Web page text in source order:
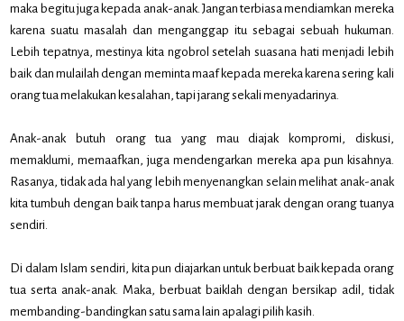
maka begitu juga kepada anak-anak. Jangan terbiasa mendiamkan mereka
karena suatu masalah dan menganggap itu sebagai sebuah hukuman.
Lebih tepatnya, mestinya kita ngobrol setelah suasana hati menjadi lebih
baik dan mulailah dengan meminta maaf kepada mereka karena sering kali
orang tua melakukan kesalahan, tapi jarang sekali menyadarinya.
Anak-anak butuh orang tua yang mau diajak kompromi, diskusi,
memaklumi, memaafkan, juga mendengarkan mereka apa pun kisahnya.
Rasanya, tidak ada hal yang lebih menyenangkan selain melihat anak-anak
kita tumbuh dengan baik tanpa harus membuat jarak dengan orang tuanya
sendiri.
Di dalam Islam sendiri, kita pun diajarkan untuk berbuat baik kepada orang
tua serta anak-anak. Maka, berbuat baiklah dengan bersikap adil, tidak
membanding-bandingkan satu sama lain apalagi pilih kasih.